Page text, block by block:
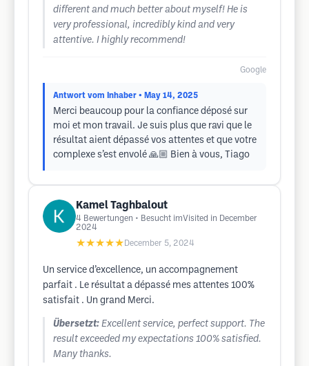
different and much better about myself! He is
very professional, incredibly kind and very
attentive. I highly recommend!
Google
Antwort vom Inhaber • May 14, 2025
Merci beaucoup pour la confiance déposé sur
moi et mon travail. Je suis plus que ravi que le
résultat aient dépassé vos attentes et que votre
complexe s’est envolé 🙏🏼 Bien à vous, Tiago
Kamel Taghbalout
4 Bewertungen • Besucht imVisited in December
2024
★★★★★ December 5, 2024
Un service d’excellence, un accompagnement
parfait . Le résultat a dépassé mes attentes 100%
satisfait . Un grand Merci.
Übersetzt: Excellent service, perfect support. The
result exceeded my expectations 100% satisfied.
Many thanks.